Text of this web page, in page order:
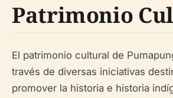
Patrimonio
El patrimonio cultural de
través de diversas iniciativas
promover la historia e historia